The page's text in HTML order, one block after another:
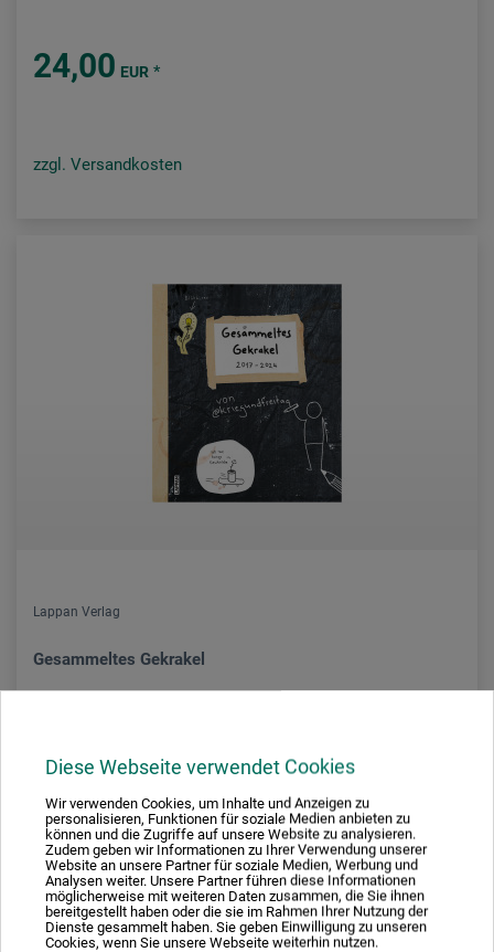
Diese Webseite verwendet Cookies
Wir verwenden Cookies, um Inhalte und Anzeigen zu
personalisieren, Funktionen für soziale Medien anbieten zu
können und die Zugriffe auf unsere Website zu analysieren.
Zudem geben wir Informationen zu Ihrer Verwendung unserer
Website an unsere Partner für soziale Medien, Werbung und
Analysen weiter. Unsere Partner führen diese Informationen
möglicherweise mit weiteren Daten zusammen, die Sie ihnen
bereitgestellt haben oder die sie im Rahmen Ihrer Nutzung der
Dienste gesammelt haben. Sie geben Einwilligung zu unseren
Cookies, wenn Sie unsere Webseite weiterhin nutzen.
24,00 EUR *
zzgl. Versandkosten
Lappan Verlag
Gesammeltes Gekrakel
zzgl. Versandkosten